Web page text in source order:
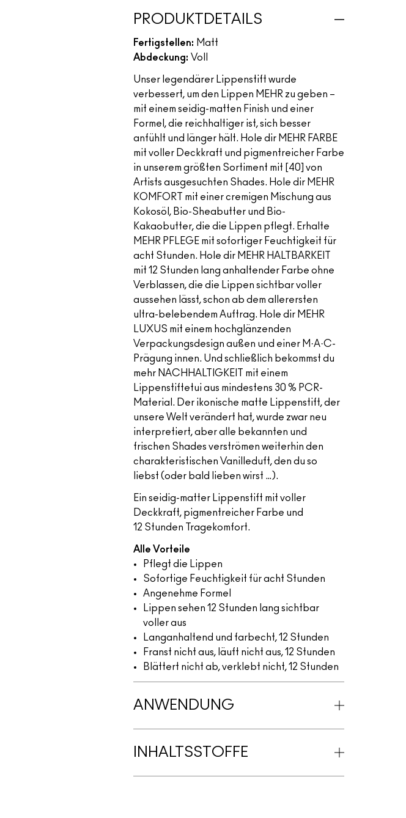
PRODUKTDETAILS
Fertigstellen: Matt
Abdeckung: Voll
Unser legendärer Lippenstift wurde
verbessert, um den Lippen MEHR zu geben –
mit einem seidig-matten Finish und einer
Formel, die reichhaltiger ist, sich besser
anfühlt und länger hält. Hole dir MEHR FARBE
mit voller Deckkraft und pigmentreicher Farbe
in unserem größten Sortiment mit [40] von
Artists ausgesuchten Shades. Hole dir MEHR
KOMFORT mit einer cremigen Mischung aus
Kokosöl, Bio-Sheabutter und Bio-
Kakaobutter, die die Lippen pflegt. Erhalte
MEHR PFLEGE mit sofortiger Feuchtigkeit für
acht Stunden. Hole dir MEHR HALTBARKEIT
mit 12 Stunden lang anhaltender Farbe ohne
Verblassen, die die Lippen sichtbar voller
aussehen lässt, schon ab dem allerersten
ultra-belebendem Auftrag. Hole dir MEHR
LUXUS mit einem hochglänzenden
Verpackungsdesign außen und einer M·A·C-
Prägung innen. Und schließlich bekommst du
mehr NACHHALTIGKEIT mit einem
Lippenstiftetui aus mindestens 30 % PCR-
Material. Der ikonische matte Lippenstift, der
unsere Welt verändert hat, wurde zwar neu
interpretiert, aber alle bekannten und
frischen Shades verströmen weiterhin den
charakteristischen Vanilleduft, den du so
liebst (oder bald lieben wirst …).
Ein seidig-matter Lippenstift mit voller
Deckkraft, pigmentreicher Farbe und
12 Stunden Tragekomfort.
Alle Vorteile
Pflegt die Lippen
Sofortige Feuchtigkeit für acht Stunden
Angenehme Formel
Lippen sehen 12 Stunden lang sichtbar
voller aus
Langanhaltend und farbecht, 12 Stunden
Franst nicht aus, läuft nicht aus, 12 Stunden
Blättert nicht ab, verklebt nicht, 12 Stunden
ANWENDUNG
INHALTSSTOFFE